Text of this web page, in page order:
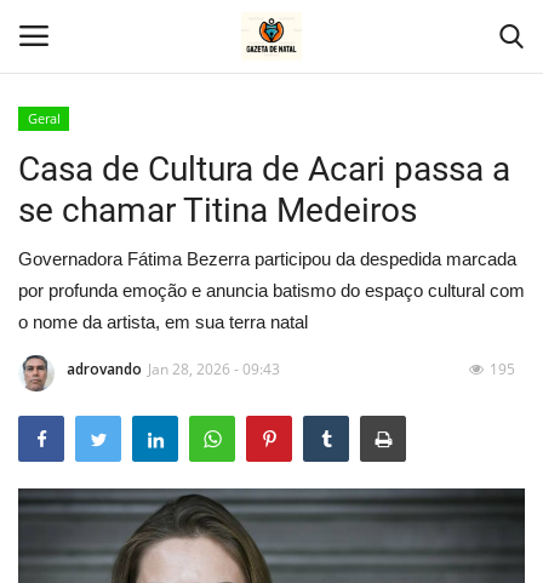
Home
Geral
Politica
Saúde
Entretenimento
Geral
Casa de Cultura de Acari passa a
se chamar Titina Medeiros
Governadora Fátima Bezerra participou da despedida marcada
por profunda emoção e anuncia batismo do espaço cultural com
o nome da artista, em sua terra natal
adrovando Jan 28, 2026 - 09:43 195